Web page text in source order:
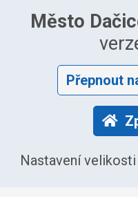
Město
Přepnout
Nastavení